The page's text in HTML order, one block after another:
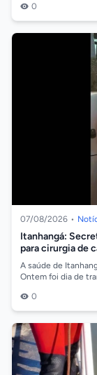
0
07/08/2026 •
Itanhangá:
para cirurgia de
A saúde de
Ontem foi dia de
0